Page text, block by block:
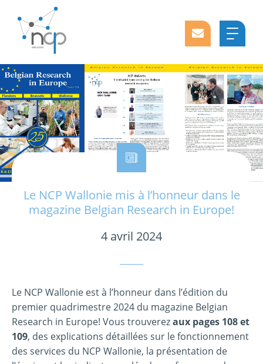
Le NCP Wallonie mis à l’honneur dans le
magazine Belgian Research in Europe!
4 avril 2024
Le NCP Wallonie est à l’honneur dans l’édition du
premier quadrimestre 2024 du magazine Belgian
Research in Europe! Vous trouverezaux pages 108 et
109, des explications détaillées sur le fonctionnement
des services du NCP Wallonie, la présentation de